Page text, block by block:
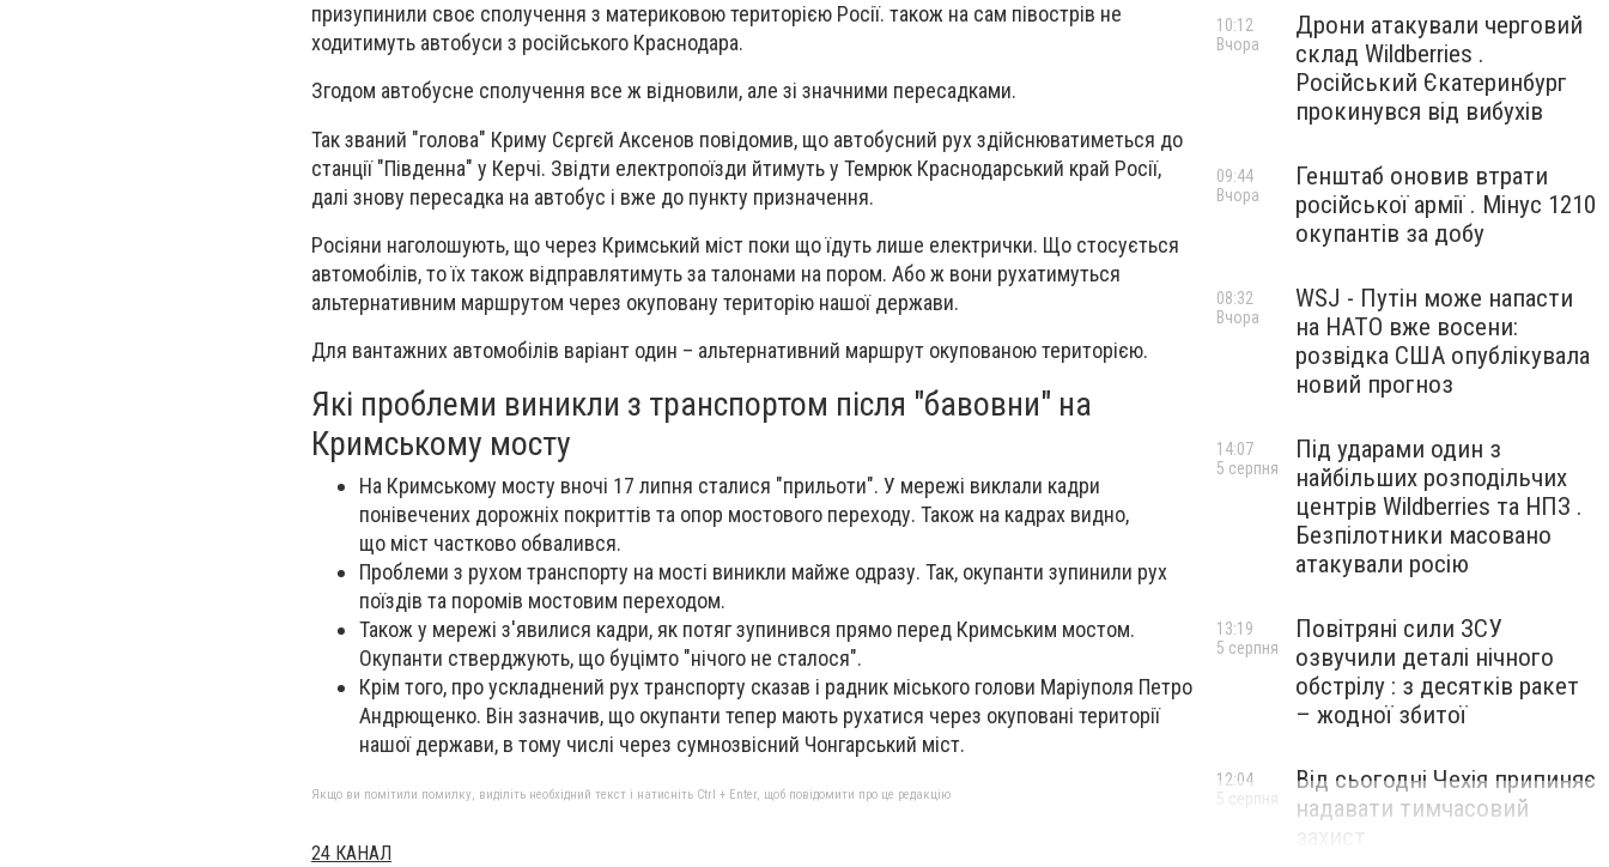
призупинили своє сполучення з материковою територією Росії. також на сам півострів не
ходитимуть автобуси з російського Краснодара.
Згодом автобусне сполучення все ж відновили, але зі значними пересадками.
Так званий "голова" Криму Сєргєй Аксенов повідомив, що автобусний рух здійснюватиметься до
станції "Південна" у Керчі. Звідти електропоїзди йтимуть у Темрюк Краснодарський край Росії,
далі знову пересадка на автобус і вже до пункту призначення.
Росіяни наголошують, що через Кримський міст поки що їдуть лише електрички. Що стосується
автомобілів, то їх також відправлятимуть за талонами на пором. Або ж вони рухатимуться
альтернативним маршрутом через окуповану територію нашої держави.
Для вантажних автомобілів варіант один – альтернативний маршрут окупованою територією.
Які проблеми виникли з транспортом після "бавовни" на
Кримському мосту
На Кримському мосту вночі 17 липня сталися "прильоти". У мережі виклали кадри
понівечених дорожніх покриттів та опор мостового переходу. Також на кадрах видно,
що міст частково обвалився.
Проблеми з рухом транспорту на мості виникли майже одразу. Так, окупанти зупинили рух
поїздів та поромів мостовим переходом.
Також у мережі з'явилися кадри, як потяг зупинився прямо перед Кримським мостом.
Окупанти стверджують, що буцімто "нічого не сталося".
Крім того, про ускладнений рух транспорту сказав і радник міського голови Маріуполя Петро
Андрющенко. Він зазначив, що окупанти тепер мають рухатися через окуповані території
нашої держави, в тому числі через сумнозвісний Чонгарський міст.
Якщо ви помітили помилку, виділіть необхідний текст і натисніть Ctrl + Enter, щоб повідомити про це редакцію
24 КАНАЛ
Дрони атакували черговий
склад Wildberries .
Російський Єкатеринбург
прокинувся від вибухів
10:12
Вчора
Генштаб оновив втрати
російської армії . Мінус 1210
окупантів за добу
09:44
Вчора
WSJ - Путін може напасти
на НАТО вже восени:
розвідка США опублікувала
новий прогноз
08:32
Вчора
Під ударами один з
найбільших розподільчих
центрів Wildberries та НПЗ .
Безпілотники масовано
атакували росію
14:07
5 серпня
Повітряні сили ЗСУ
озвучили деталі нічного
обстрілу : з десятків ракет
– жодної збитої
13:19
5 серпня
Від сьогодні Чехія припиняє
надавати тимчасовий
12:04
5 серпня